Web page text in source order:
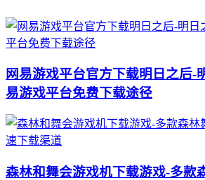
网易游戏平台官方下载明日之后-
易游戏平台免费下载途径
森林和舞会游戏机下载游戏-多款